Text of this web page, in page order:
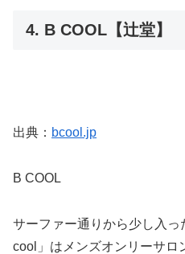
4. B COOL【辻堂】
出典： bcool.jp
B COOL
サーファー通りから少し入
cool」はメンズオンリーサロ